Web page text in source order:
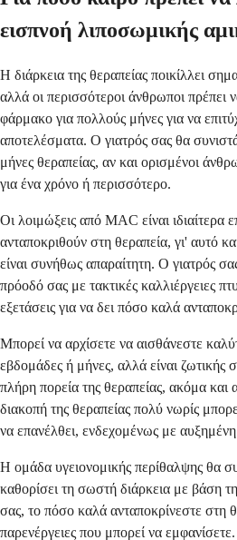
εισπνοή λιποσωμικής
Η διάρκεια της θεραπείας ποικίλλει
αλλά οι περισσότεροι άνθρωποι πρέπει
φάρμακο για πολλούς μήνες για να
αποτελέσματα. Ο γιατρός σας θα
μήνες θεραπείας, αν και ορισμένοι
για ένα χρόνο ή περισσότερο.
Οι λοιμώξεις από MAC είναι ιδιαίτερα
ανταποκριθούν στη θεραπεία, γι' αυτό
είναι συνήθως απαραίτητη. Ο γιατρός
πρόοδό σας με τακτικές καλλιέργειες
εξετάσεις για να δει πόσο καλά
Μπορεί να αρχίσετε να αισθάνεστε
εβδομάδες ή μήνες, αλλά είναι ζωτικής
πλήρη πορεία της θεραπείας, ακόμα
διακοπή της θεραπείας πολύ νωρίς
να επανέλθει, ενδεχομένως με αυξημένη
Η ομάδα υγειονομικής περίθαλψης θα
καθορίσει τη σωστή διάρκεια με βάση
σας, το πόσο καλά ανταποκρίνεστε στη
παρενέργειες που μπορεί να